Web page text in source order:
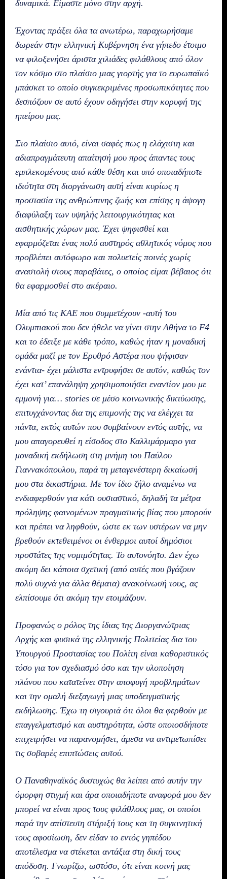
δυναμικά. Είμαστε μόνο στην αρχή.
Έχοντας πράξει όλα τα ανωτέρω, παραχωρήσαμε
δωρεάν στην ελληνική Κυβέρνηση ένα γήπεδο έτοιμο
να φιλοξενήσει άριστα χιλιάδες φιλάθλους από όλον
τον κόσμο στο πλαίσιο μιας γιορτής για το ευρωπαϊκό
μπάσκετ το οποίο συγκεκριμένες προσωπικότητες που
δεσπόζουν σε αυτό έχουν οδηγήσει στην κορυφή της
ηπείρου μας.
Στο πλαίσιο αυτό, είναι σαφές πως η ελάχιστη και
αδιαπραγμάτευτη απαίτησή μου προς άπαντες τους
εμπλεκομένους από κάθε θέση και υπό οποιαδήποτε
ιδιότητα στη διοργάνωση αυτή είναι κυρίως η
προστασία της ανθρώπινης ζωής και επίσης η άψογη
διαφύλαξη των υψηλής λειτουργικότητας και
αισθητικής χώρων μας. Έχει ψηφισθεί και
εφαρμόζεται ένας πολύ αυστηρός αθλητικός νόμος που
προβλέπει αυτόφωρο και πολυετείς ποινές χωρίς
αναστολή στους παραβάτες, ο οποίος είμαι βέβαιος ότι
θα εφαρμοσθεί στο ακέραιο.
Μία από τις ΚΑΕ που συμμετέχουν -αυτή του
Ολυμπιακού που δεν ήθελε να γίνει στην Αθήνα το F4
και το έδειξε με κάθε τρόπο, καθώς ήταν η μοναδική
ομάδα μαζί με τον Ερυθρό Αστέρα που ψήφισαν
ενάντια- έχει μάλιστα εντρυφήσει σε αυτόν, καθώς τον
έχει κατ’ επανάληψη χρησιμοποιήσει εναντίον μου με
εμμονή για… stories σε μέσο κοινωνικής δικτύωσης,
επιτυγχάνοντας δια της επιμονής της να ελέγχει τα
πάντα, εκτός αυτών που συμβαίνουν εντός αυτής, να
μου απαγορευθεί η είσοδος στο Καλλιμάρμαρο για
μοναδική εκδήλωση στη μνήμη του Παύλου
Γιαννακόπουλου, παρά τη μεταγενέστερη δικαίωσή
μου στα δικαστήρια. Με τον ίδιο ζήλο αναμένω να
ενδιαφερθούν για κάτι ουσιαστικό, δηλαδή τα μέτρα
πρόληψης φαινομένων πραγματικής βίας που μπορούν
και πρέπει να ληφθούν, ώστε εκ των υστέρων να μην
βρεθούν εκτεθειμένοι οι ένθερμοι αυτοί δημόσιοι
προστάτες της νομιμότητας. Το αυτονόητο. Δεν έχω
ακόμη δει κάποια σχετική (από αυτές που βγάζουν
πολύ συχνά για άλλα θέματα) ανακοίνωσή τους, ας
ελπίσουμε ότι ακόμη την ετοιμάζουν.
Προφανώς ο ρόλος της ίδιας της Διοργανώτριας
Αρχής και φυσικά της ελληνικής Πολιτείας δια του
Υπουργού Προστασίας του Πολίτη είναι καθοριστικός
τόσο για τον σχεδιασμό όσο και την υλοποίηση
πλάνου που κατατείνει στην αποφυγή προβλημάτων
και την ομαλή διεξαγωγή μιας υποδειγματικής
εκδήλωσης. Έχω τη σιγουριά ότι όλοι θα φερθούν με
επαγγελματισμό και αυστηρότητα, ώστε οποιοσδήποτε
επιχειρήσει να παρανομήσει, άμεσα να αντιμετωπίσει
τις σοβαρές επιπτώσεις αυτού.
O Παναθηναϊκός δυστυχώς θα λείπει από αυτήν την
όμορφη στιγμή και άρα οποιαδήποτε αναφορά μου δεν
μπορεί να είναι προς τους φιλάθλους μας, οι οποίοι
παρά την απίστευτη στήριξή τους και τη συγκινητική
τους αφοσίωση, δεν είδαν το εντός γηπέδου
αποτέλεσμα να στέκεται αντάξια στη δική τους
απόδοση. Γνωρίζω, ωστόσο, ότι είναι κοινή μας